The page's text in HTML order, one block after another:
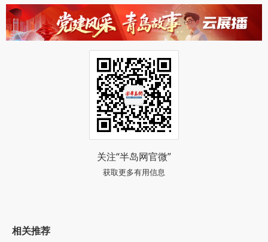
关注“半岛网官微”
获取更多有用信息
相关推荐